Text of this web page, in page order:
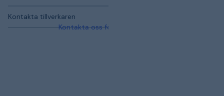
Kontakta tillverkaren
Kontakta oss för mer information